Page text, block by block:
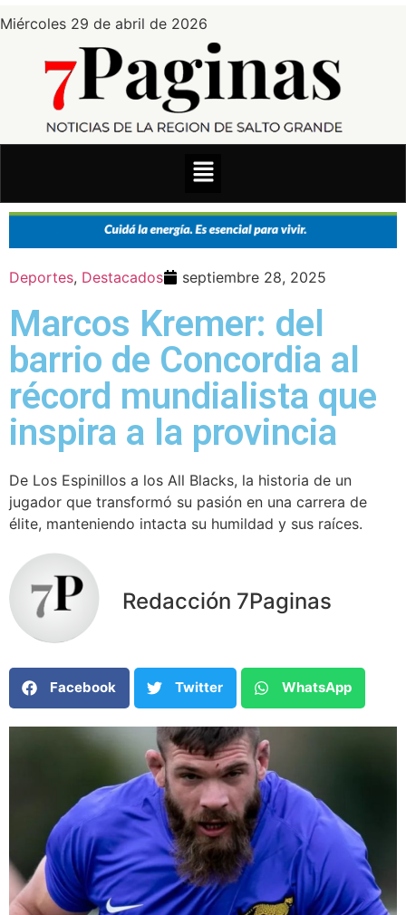
Miércoles 29 de abril de 2026
Deportes, Destacados septiembre 28, 2025
Marcos Kremer: del
barrio de Concordia al
récord mundialista que
inspira a la provincia
De Los Espinillos a los All Blacks, la historia de un
jugador que transformó su pasión en una carrera de
élite, manteniendo intacta su humildad y sus raíces.
Redacción 7Paginas
Facebook Twitter WhatsApp